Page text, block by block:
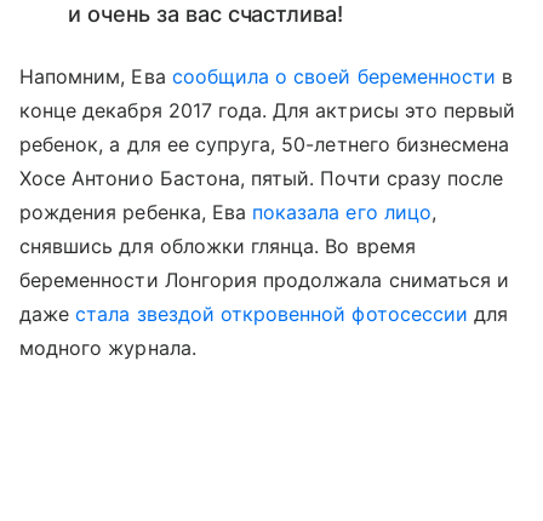
и очень за вас счастлива!
Напомним, Ева сообщила о своей беременности в
конце декабря 2017 года. Для актрисы это первый
ребенок, а для ее супруга, 50-летнего бизнесмена
Хосе Антонио Бастона, пятый. Почти сразу после
рождения ребенка, Ева показала его лицо,
снявшись для обложки глянца. Во время
беременности Лонгория продолжала сниматься и
дажестала звездой откровенной фотосессии для
модного журнала.